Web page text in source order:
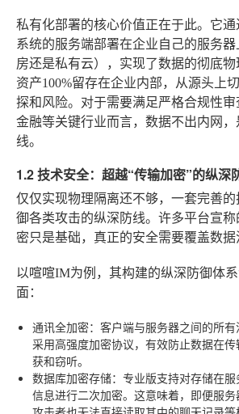
私有化部署的核心价值正在于此。它
系统的服务端部署在企业自己的服务
房还是私有云），实现了数据的彻底
资产100%留存在企业内部，从源头上
探和风险。对于需要满足严格合规性审
金融等关键行业而言，数据不出内网
线。
1.2 技术安全：超越“传输加密”的纵深
仅仅实现物理隔离还不够，一套完善
御各类攻击的纵深防线。许多平台宣称
密只是基础，真正的安全需要覆盖数据
以喧喧IM为例，其构建的纵深防御体
面：
通讯全加密：客户端与服务器之间的所
采用高强度加密协议，有效防止数据在
获和窃听。
数据库加密存储：专业版支持对存储在
信息进行二次加密。这意味着，即便服务